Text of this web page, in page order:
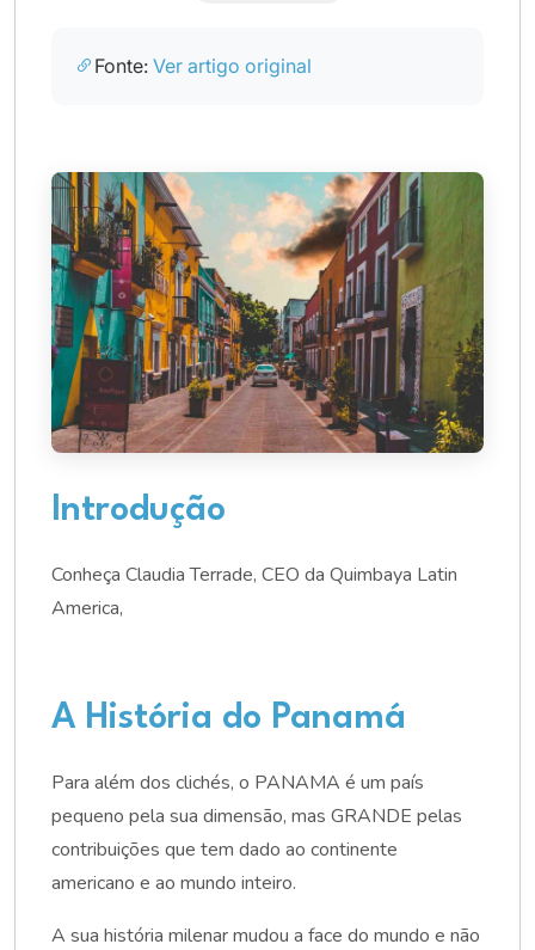
Fonte: Ver artigo original
Introdução
Conheça Claudia Terrade, CEO da Quimbaya Latin
America,
A História do Panamá
Para além dos clichés, o PANAMA é um país
pequeno pela sua dimensão, mas GRANDE pelas
contribuições que tem dado ao continente
americano e ao mundo inteiro.
A sua história milenar mudou a face do mundo e não